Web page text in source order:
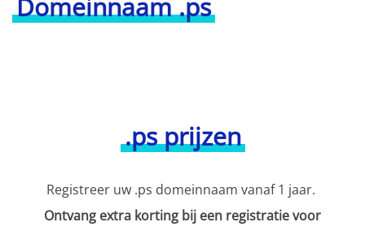
Domeinnaam .ps
.ps prijzen
Registreer uw .ps domeinnaam vanaf 1 jaar.
Ontvang extra korting bij een registratie voor